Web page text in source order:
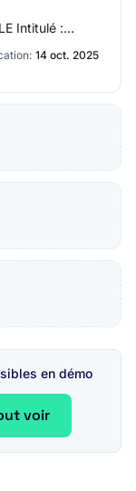
Intitulé :
thermique
14 oct. 2025
en démo
voir